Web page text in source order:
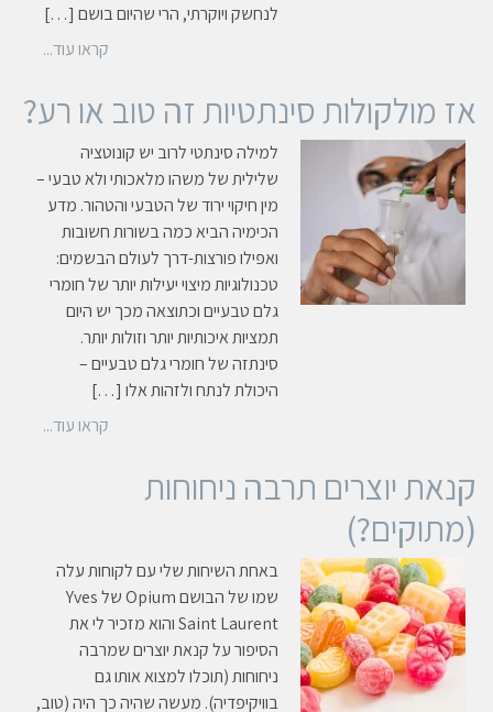
לנחשק ויוקרתי, הרי שהיום בושם […]
קראו עוד...
אז מולקולות סינתטיות זה טוב או רע?
למילה סינתטי לרוב יש קונוטציה
שלילית של משהו מלאכותי ולא טבעי –
מין חיקוי ירוד של הטבעי והטהור. מדע
הכימיה הביא כמה בשורות חשובות
ואפילו פורצות-דרך לעולם הבשמים:
טכנולוגיות מיצוי יעילות יותר של חומרי
גלם טבעיים וכתוצאה מכך יש היום
תמציות איכותיות יותר וזולות יותר.
סינתזה של חומרי גלם טבעיים –
היכולת לנתח ולזהות אלו […]
קראו עוד...
קנאת יוצרים תרבה ניחוחות
(מתוקים?)
באחת השיחות שלי עם לקוחות עלה
שמו של הבושם Opium של Yves
Saint Laurent והוא מזכיר לי את
הסיפור על קנאת יוצרים שמרבה
ניחוחות (תוכלו למצוא אותו גם
בוויקיפדיה). מעשה שהיה כך היה (טוב,